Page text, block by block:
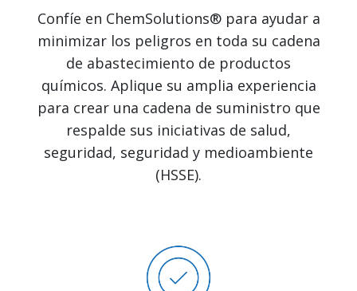
Confíe en ChemSolutions® para ayudar a
minimizar los peligros en toda su cadena
de abastecimiento de productos
químicos. Aplique su amplia experiencia
para crear una cadena de suministro que
respalde sus iniciativas de salud,
seguridad, seguridad y medioambiente
(HSSE).